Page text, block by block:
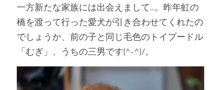
一方新たな家族には出会えまして...。昨年虹の
橋を渡って行った愛犬が引き合わせてくれたの
でしょうか、前の子と同じ毛色のトイプードル
「むぎ」、うちの三男です(^-^)/。